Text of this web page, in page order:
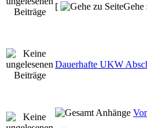
[
Gehe
Dauerhafte UKW